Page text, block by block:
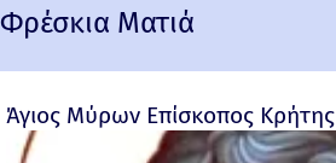
Φρέσκια Ματιά
Άγιος Μύρων Επίσκοπος Κρήτης